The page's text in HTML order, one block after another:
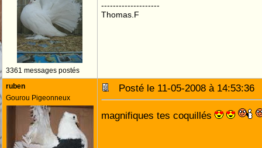
3361 messages postés
--------------------
Thomas.F
ruben
Gourou Pigeonneux
Posté le 11-05-2008 à
magnifiques tes coquillés